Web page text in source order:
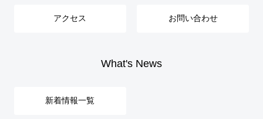
アクセス お問い合わせ
What's News
新着情報一覧